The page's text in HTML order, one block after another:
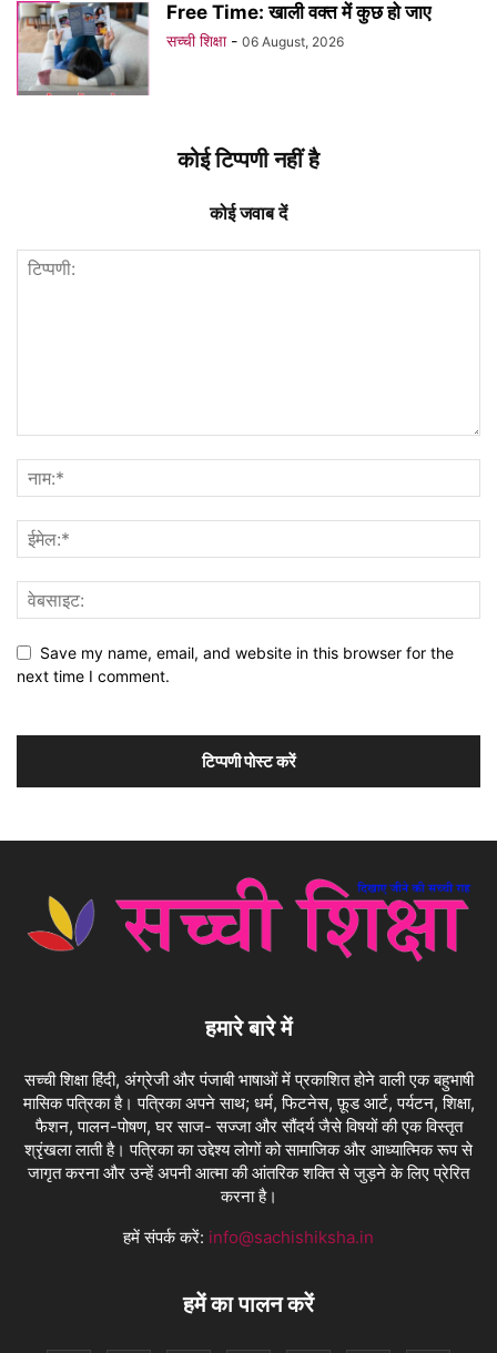
Free Time: खाली वक्त में कुछ हो जाए
सच्ची शिक्षा - 06 August, 2026
कोई टिप्पणी नहीं है
कोई जवाब दें
Save my name, email, and website in this browser for the
next time I comment.
हमारे बारे में
सच्ची शिक्षा हिंदी, अंग्रेजी और पंजाबी भाषाओं में प्रकाशित होने वाली एक बहुभाषी
मासिक पत्रिका है। पत्रिका अपने साथ; धर्म, फिटनेस, फ़ूड आर्ट, पर्यटन, शिक्षा,
फैशन, पालन-पोषण, घर साज- सज्जा और सौंदर्य जैसे विषयों की एक विस्तृत
श्रृंखला लाती है। पत्रिका का उद्देश्य लोगों को सामाजिक और आध्यात्मिक रूप से
जागृत करना और उन्हें अपनी आत्मा की आंतरिक शक्ति से जुड़ने के लिए प्रेरित
करना है।
हमें संपर्क करें: info@sachishiksha.in
हमें का पालन करें